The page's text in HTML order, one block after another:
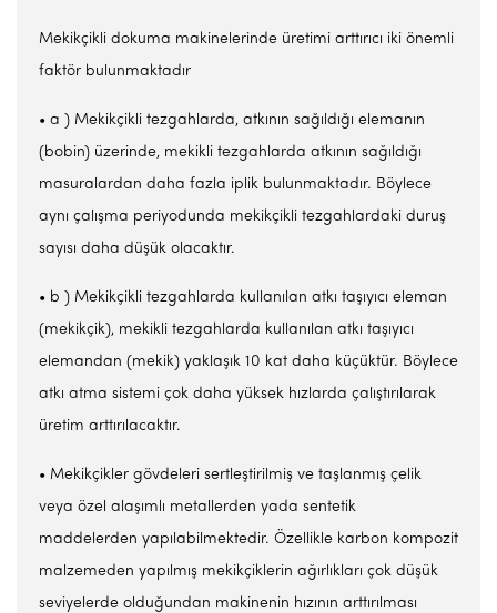
Mekikçikli dokuma makinelerinde üretimi arttırıcı iki önemli
faktör bulunmaktadır
• a ) Mekikçikli tezgahlarda, atkının sağıldığı elemanın
(bobin) üzerinde, mekikli tezgahlarda atkının sağıldığı
masuralardan daha fazla iplik bulunmaktadır. Böylece
aynı çalışma periyodunda mekikçikli tezgahlardaki duruş
sayısı daha düşük olacaktır.
• b ) Mekikçikli tezgahlarda kullanılan atkı taşıyıcı eleman
(mekikçik), mekikli tezgahlarda kullanılan atkı taşıyıcı
elemandan (mekik) yaklaşık 10 kat daha küçüktür. Böylece
atkı atma sistemi çok daha yüksek hızlarda çalıştırılarak
üretim arttırılacaktır.
• Mekikçikler gövdeleri sertleştirilmiş ve taşlanmış çelik
veya özel alaşımlı metallerden yada sentetik
maddelerden yapılabilmektedir. Özellikle karbon kompozit
malzemeden yapılmış mekikçiklerin ağırlıkları çok düşük
seviyelerde olduğundan makinenin hızının arttırılması